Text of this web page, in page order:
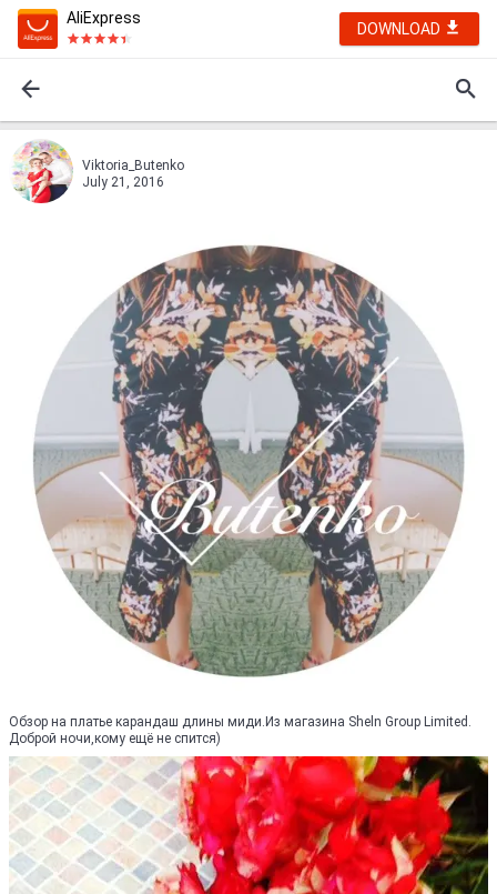
AliExpress
DOWNLOAD
Viktoria_Butenko
July 21, 2016
Обзор на платье карандаш длины миди.Из магазина Sheln Group Limited.
Доброй ночи,кому ещё не спится)